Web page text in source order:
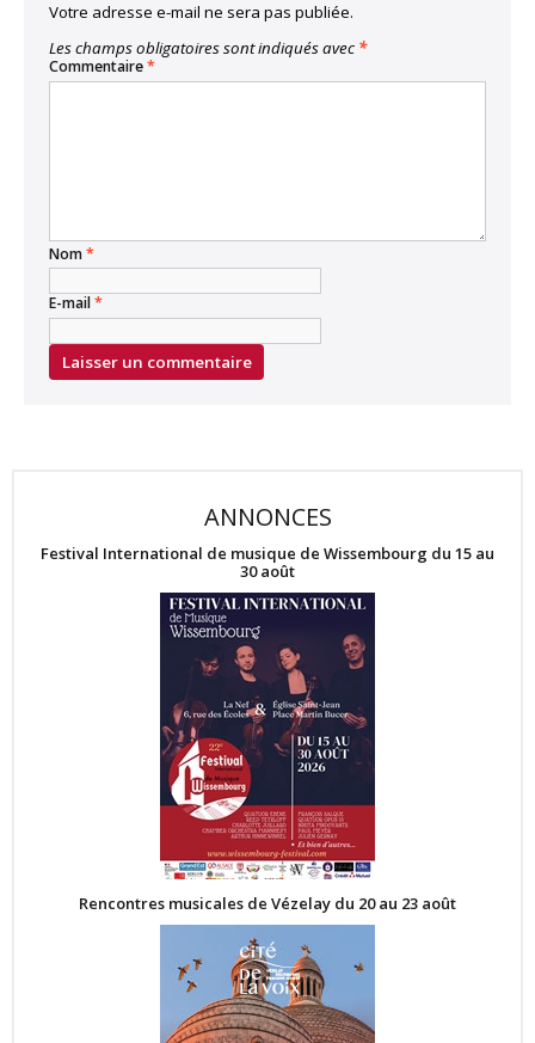
Votre adresse e-mail ne sera pas publiée.
Les champs obligatoires sont indiqués avec *
Commentaire*
Nom*
E-mail*
ANNONCES
Festival International de musique de Wissembourg du 15 au
30 août
Rencontres musicales de Vézelay du 20 au 23 août